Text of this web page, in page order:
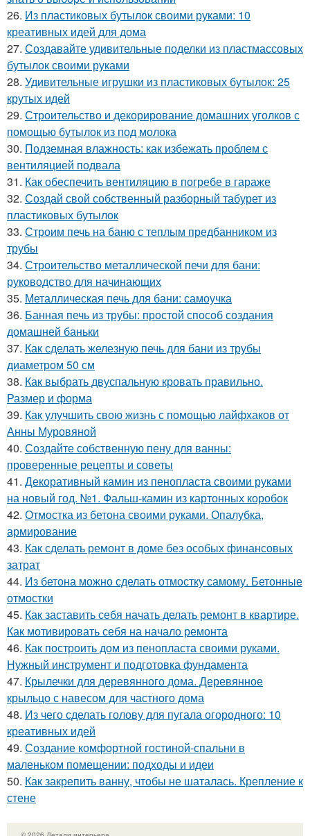
26. Из пластиковых бутылок своими руками: 10
креативных идей для дома
27. Создавайте удивительные поделки из пластмассовых
бутылок своими руками
28. Удивительные игрушки из пластиковых бутылок: 25
крутых идей
29. Строительство и декорирование домашних уголков с
помощью бутылок из под молока
30. Подземная влажность: как избежать проблем с
вентиляцией подвала
31. Как обеспечить вентиляцию в погребе в гараже
32. Создай свой собственный разборный табурет из
пластиковых бутылок
33. Строим печь на баню с теплым предбанником из
трубы
34. Строительство металлической печи для бани:
руководство для начинающих
35. Металлическая печь для бани: самоучка
36. Банная печь из трубы: простой способ создания
домашней баньки
37. Как сделать железную печь для бани из трубы
диаметром 50 см
38. Как выбрать двуспальную кровать правильно.
Размер и форма
39. Как улучшить свою жизнь с помощью лайфхаков от
Анны Муровяной
40. Создайте собственную пену для ванны:
проверенные рецепты и советы
41. Декоративный камин из пенопласта своими руками
на новый год. №1. Фальш-камин из картонных коробок
42. Отмостка из бетона своими руками. Опалубка,
армирование
43. Как сделать ремонт в доме без особых финансовых
затрат
44. Из бетона можно сделать отмостку самому. Бетонные
отмостки
45. Как заставить себя начать делать ремонт в квартире.
Как мотивировать себя на начало ремонта
46. Как построить дом из пенопласта своими руками.
Нужный инструмент и подготовка фундамента
47. Крылечки для деревянного дома. Деревянное
крыльцо с навесом для частного дома
48. Из чего сделать голову для пугала огородного: 10
креативных идей
49. Создание комфортной гостиной-спальни в
маленьком помещении: подходы и идеи
50. Как закрепить ванну, чтобы не шаталась. Крепление к
стене